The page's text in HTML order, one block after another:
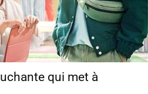
qui met à